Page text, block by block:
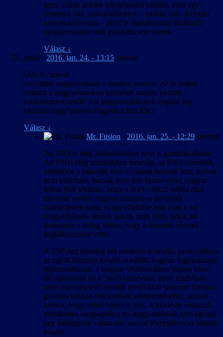
Igen, Zabla akkora hibajelentést küldött, mint egy
emeletes ház, szóval időnként – amikor más aktivitás
nem akadályozza – azzal is foglalkozom. Határidő
megnevezésére már gondolni sem merek.
Válasz ↓
pinki - 2016. jan. 24. - 13:15 szerint:
Üdv fi csoport
tervezitek magyarosítani a shadow warrior 2t? és tudtok
valamit a magyaritasokon közzétett stanley parable
szinkrontervezetről? a ti magyarosításotok alapján fog
készülni vagy teljesen független lesz tőle?
Válasz ↓
Mr. Fusion - 2016. jan. 25. - 12:29 szerint:
Az SW2-n még különösebben nem is gondolkodtunk.
Az FWH elég szimpatikus társaság, az SW-t szerettük,
vélhetően a második rész is valami hasonló lesz, szóval
nem kizárható, hacsak nem lesz benne eleve magyar
felirat (bár tekintve, hogy a Dx9->Dx11 váltás által
elrontott eredeti magyar feliratot se javították
ki/frissítették soha, és így effektíve már csak a mi
magyarításunk létezik hozzá, nem tűnik nekik túl
fontosnak a dolog ahhoz, hogy a második résznél
foglalkozzanak vele).
A TSP-hez jelenleg két szinkron is készül, pontosabban
az egyik biztosan készül, a másik, hogyan fogalmazzak
diplomatikusan, a magyar viszonyokhoz képest kissé
túl optimistán áll a “profi színésszel, profi stúdióban,
profi minőségben” tervből eredő több százezer forintos
gyártási költség fedezetének előteremtéséhez, szóval
kétlem, hogy abból bármi is lesz. A kérdésre válaszul:
mindketten megkapták a mi magyarításunk szövegének
egy átdolgozott változatát, szóval lényegében az alapján
készül.